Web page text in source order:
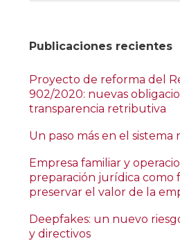
Publicaciones recientes
Proyecto de reforma del
902/2020: nuevas
transparencia retributiva
Un paso más en el sistema
Empresa familiar y
preparación jurídica como
preservar el valor de la
Deepfakes: un nuevo
y directivos